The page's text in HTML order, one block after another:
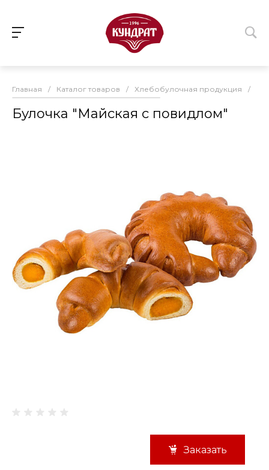
Главная / Каталог товаров / Хлебобулочная продукция /
Булочка "Майская с повидлом"
Заказать